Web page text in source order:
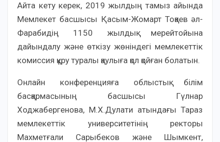
Айта кету керек, 2019 жылдың тамыз айында
Мемлекет басшысы Қасым-Жомарт Тоқаев әл-
Фарабидің 1150 жылдық мерейтойына
дайындалу және өткізу жөніндегі мемлекеттік
комиссия құру туралы қаулыға қол қойған болатын.
Онлайн конференцияға облыстық білім
басқармасының басшысы Гүлнар
Ходжабергенова, М.Х.Дулати атындағы Тараз
мемлекеттік университетінің ректоры
Махметғали Сарыбеков және Шымкент,